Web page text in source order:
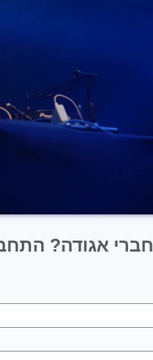
חברי אגודה?